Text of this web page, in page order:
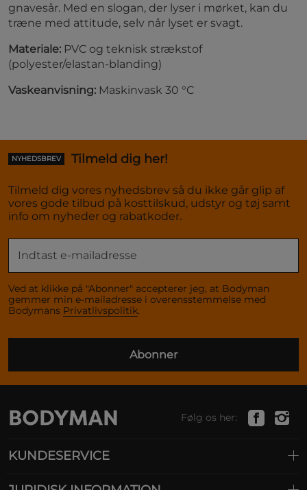
gnavesår. Med en slogan, der lyser i mørket, kan du
træne med attitude, selv når lyset er svagt.
Materiale: PVC og teknisk strækstof
(polyester/elastan-blanding)
Vaskeanvisning: Maskinvask 30 °C
NYHEDSBREV Tilmeld dig her!
Tilmeld dig vores nyhedsbrev så du ikke går glip af
vores gode tilbud på kosttilskud, udstyr og tøj samt
info om nyheder og rabatkoder.
Ved at klikke på "Abonner" accepterer jeg, at Bodyman
gemmer min e-mailadresse i overensstemmelse med
Bodymans Privatlivspolitik.
Abonner
Følg os her:
KUNDESERVICE